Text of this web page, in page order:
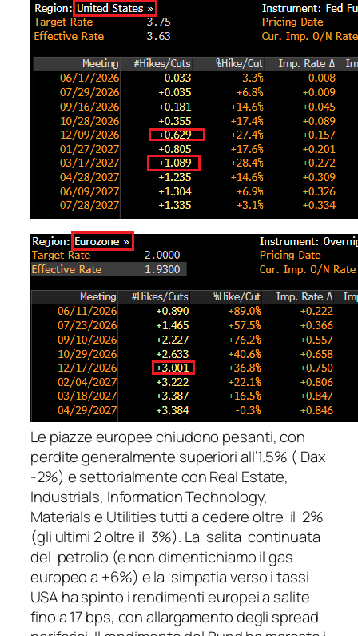
Le piazze europee chiudono pesanti, con
perdite generalmente superiori all’1.5% ( Dax
-2%) e settorialmente con Real Estate,
Industrials, Information Technology,
Materials e Utilities tutti a cedere oltre il 2%
(gli ultimi 2 oltre il 3%). La salita continuata
del petrolio (e non dimentichiamo il gas
europeo a +6%) e la simpatia verso i tassi
USA ha spinto i rendimenti europei a salite
fino a 17 bps, con allargamento degli spread